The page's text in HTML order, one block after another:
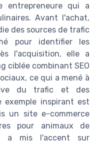
entrepreneure qui a
Avant l'achat,
des sources de trafic
pour identifier les
l'acquisition, elle a
ciblée combinant SEO
ce qui a mené à
du trafic et des
exemple inspirant est
un site e-commerce
pour animaux de
a mis l'accent sur